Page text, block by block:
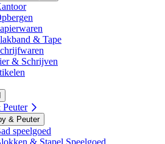
& Tape
& Schrijven
& Peuter
speelgoed
& Stapel Speelgoed